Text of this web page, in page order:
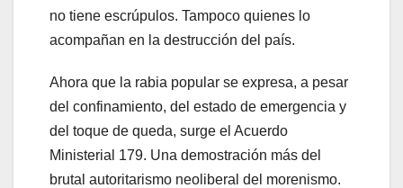
no tiene escrúpulos. Tampoco quienes lo
acompañan en la destrucción del país.
Ahora que la rabia popular se expresa, a pesar
del confinamiento, del estado de emergencia y
del toque de queda, surge el Acuerdo
Ministerial 179. Una demostración más del
brutal autoritarismo neoliberal del morenismo.